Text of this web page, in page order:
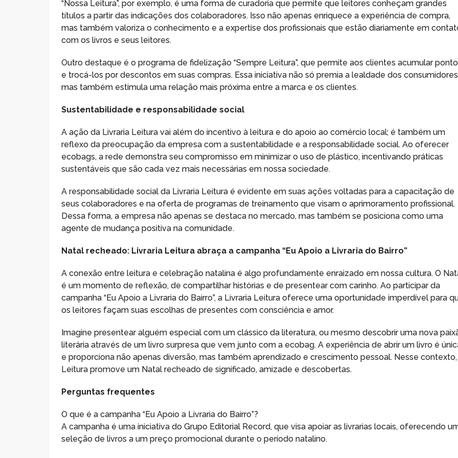
“Nossa Leitura”, por exemplo, é uma forma de curadoria que permite que leitores conheçam grandes
títulos a partir das indicações dos colaboradores. Isso não apenas enriquece a experiência de compra,
mas também valoriza o conhecimento e a expertise dos profissionais que estão diariamente em
com os livros e seus leitores.
Outro destaque é o programa de fidelização “Sempre Leitura”, que permite aos clientes acumular
e trocá-los por descontos em suas compras. Essa iniciativa não só premia a lealdade dos
mas também estimula uma relação mais próxima entre a marca e os clientes.
Sustentabilidade e responsabilidade social
A ação da Livraria Leitura vai além do incentivo à leitura e do apoio ao comércio local; é também um
reflexo da preocupação da empresa com a sustentabilidade e a responsabilidade social. Ao oferecer
ecobags, a rede demonstra seu compromisso em minimizar o uso de plástico, incentivando práticas
sustentáveis que são cada vez mais necessárias em nossa sociedade.
A responsabilidade social da Livraria Leitura é evidente em suas ações voltadas para a capacitação de
seus colaboradores e na oferta de programas de treinamento que visam o aprimoramento profissional.
Dessa forma, a empresa não apenas se destaca no mercado, mas também se posiciona como uma
agente de mudança positiva na comunidade.
Natal recheado: Livraria Leitura abraça a campanha “Eu Apoio a Livraria do Bairro”
A conexão entre leitura e celebração natalina é algo profundamente enraizado em nossa cultura. O
é um momento de reflexão, de compartilhar histórias e de presentear com carinho. Ao participar da
campanha “Eu Apoio a Livraria do Bairro”, a Livraria Leitura oferece uma oportunidade imperdível para
os leitores façam suas escolhas de presentes com consciência e amor.
Imagine presentear alguém especial com um clássico da literatura, ou mesmo descobrir uma nova
literária através de um livro surpresa que vem junto com a ecobag. A experiência de abrir um livro é
e proporciona não apenas diversão, mas também aprendizado e crescimento pessoal. Nesse
Leitura promove um Natal recheado de significado, amizade e descobertas.
Perguntas frequentes
O que é a campanha “Eu Apoio a Livraria do Bairro”?
A campanha é uma iniciativa do Grupo Editorial Record, que visa apoiar as livrarias locais, oferecendo
seleção de livros a um preço promocional durante o período natalino.